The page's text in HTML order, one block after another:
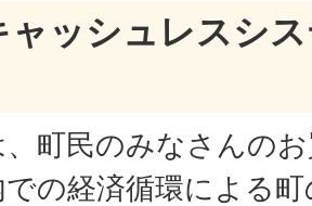
ャッシュレスシ
、町民のみなさんの
での経済循環による